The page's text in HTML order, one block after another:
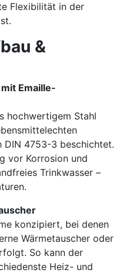
Flexibilität in der
&
Emaille-
hochwertigem Stahl
DIN 4753-3 beschichtet.
vor Korrosion und
Trinkwasser –
konzipiert, bei denen
Wärmetauscher oder
So kann der
Heiz- und